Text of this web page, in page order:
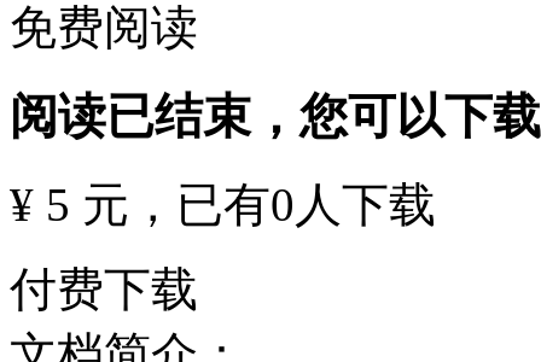
免费阅读
阅读已结束，您可以下
¥ 5 元 ，已有0 人下载
付费下载